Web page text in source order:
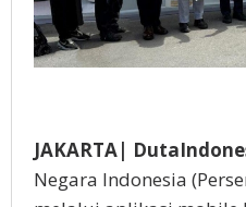
JAKARTA|
Negara Indonesia